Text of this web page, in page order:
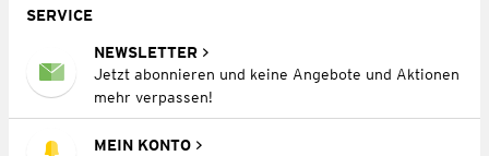
SERVICE
NEWSLETTER
Jetzt abonnieren und keine Angebote und Aktionen
mehr verpassen!
MEIN KONTO